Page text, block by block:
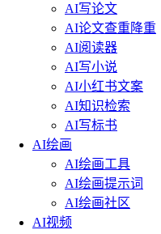
AI写论文
AI论文查重降重
AI阅读器
AI写小说
AI小红书文案
AI知识检索
AI写标书
AI绘画
AI绘画工具
AI绘画提示词
AI绘画社区
AI视频